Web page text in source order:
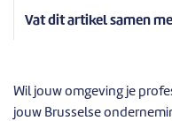
Vat dit artikel samen
Wil jouw omgeving je
jouw Brusselse